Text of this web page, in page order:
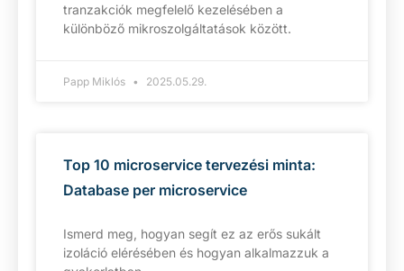
tranzakciók megfelelő kezelésében a
különböző mikroszolgáltatások között.
Papp Miklós 2025.05.29.
Top 10 microservice tervezési minta:
Database per microservice
Ismerd meg, hogyan segít ez az erős sukált
izoláció elérésében és hogyan alkalmazzuk a